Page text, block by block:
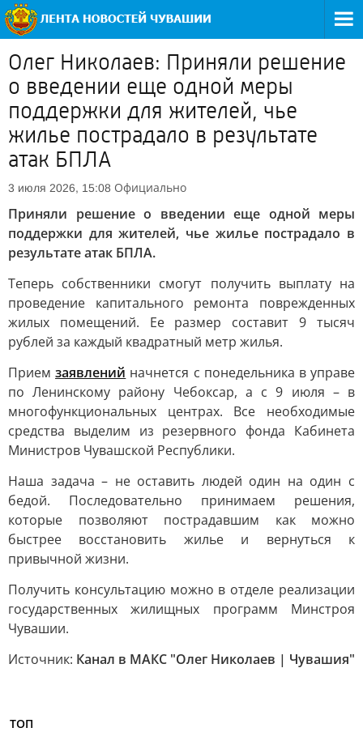
Олег Николаев: Приняли решение
о введении еще одной меры
поддержки для жителей, чье
жилье пострадало в результате
атак БПЛА
3 июля 2026, 15:08 Официально
Приняли решение о введении еще одной меры
поддержки для жителей, чье жилье пострадало в
результате атак БПЛА.
Теперь собственники смогут получить выплату на
проведение капитального ремонта поврежденных
жилых помещений. Ее размер составит 9 тысяч
рублей за каждый квадратный метр жилья.
Приемзаявлений начнется с понедельника в управе
по Ленинскому району Чебоксар, а с 9 июля – в
многофункциональных центрах. Все необходимые
средства выделим из резервного фонда Кабинета
Министров Чувашской Республики.
Наша задача – не оставить людей один на один с
бедой. Последовательно принимаем решения,
которые позволяют пострадавшим как можно
быстрее восстановить жилье и вернуться к
привычной жизни.
Получить консультацию можно в отделе реализации
государственных жилищных программ Минстроя
Чувашии.
Источник: Канал в МАКС "Олег Николаев | Чувашия"
ТОП